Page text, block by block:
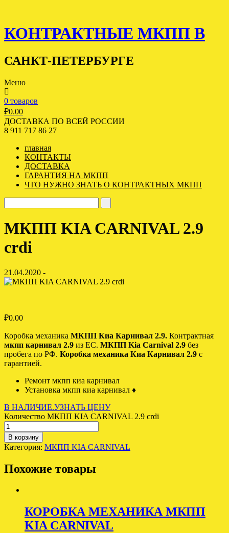
КОНТРАКТНЫЕ МКПП В
САНКТ-ПЕТЕРБУРГЕ
Меню
0 товаров
₽0.00
ДОСТАВКА ПО ВСЕЙ РОССИИ
8 911 717 86 27
главная
КОНТАКТЫ
ДОСТАВКА
ГАРАНТИЯ НА МКПП
ЧТО НУЖНО ЗНАТЬ О КОНТРАКТНЫХ МКПП
МКПП KIA CARNIVAL 2.9
crdi
21.04.2020 -
₽0.00
Коробка механика МКПП Киа Карнивал 2.9. Контрактная
мкпп карнивал 2.9 из ЕС. МКПП Kia Carnival 2.9 без
пробега по РФ. Коробка механика Киа Карнивал 2.9 с
гарантией.
Ремонт мкпп киа карнивал
Установка мкпп киа карнивал ♦
В НАЛИЧИЕ.УЗНАТЬ ЦЕНУ
Количество МКПП KIA CARNIVAL 2.9 crdi
В корзину
Категория: МКПП KIA CARNIVAL
Похожие товары
КОРОБКА МЕХАНИКА МКПП
KIA CARNIVAL